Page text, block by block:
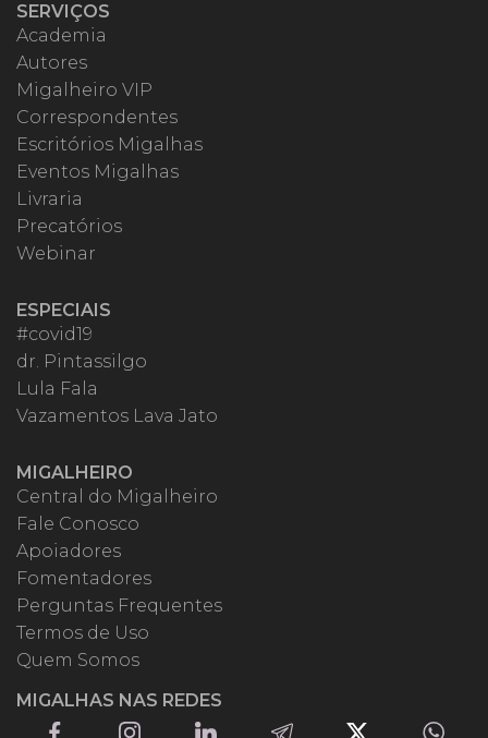
SERVIÇOS
Academia
Autores
Migalheiro VIP
Correspondentes
Escritórios Migalhas
Eventos Migalhas
Livraria
Precatórios
Webinar
ESPECIAIS
#covid19
dr. Pintassilgo
Lula Fala
Vazamentos Lava Jato
MIGALHEIRO
Central do Migalheiro
Fale Conosco
Apoiadores
Fomentadores
Perguntas Frequentes
Termos de Uso
Quem Somos
MIGALHAS NAS REDES